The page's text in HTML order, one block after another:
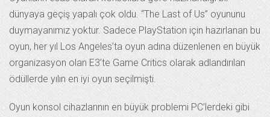
dünyaya geçiş yapalı çok oldu. “The Last of Us” oyununu
duymayanımız yoktur. Sadece PlayStation için hazırlanan bu
oyun, her yıl Los Angeles’ta oyun adına düzenlenen en büyük
organizasyon olan E3’te Game Critics olarak adlandırılan
ödüllerde yılın en iyi oyun seçilmişti.
Oyun konsol cihazlarının en büyük problemi PC’lerdeki gibi